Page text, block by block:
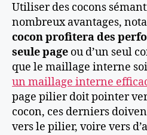
Utiliser des cocons
nombreux avantages,
cocon profitera des
seule page ou d’un seul
que le maillage interne
un maillage interne
page pilier doit pointer
cocon, ces derniers
vers le pilier, voire vers